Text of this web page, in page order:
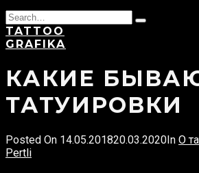
Search
for:
Type
TATTOO
GRAFIKA
КАКИЕ
ТАТУИРОВКИ
Posted On 14.05.201820.03.2020In О
Pertli